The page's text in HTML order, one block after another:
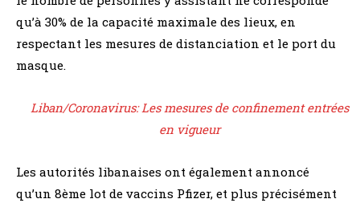
qu’à 30% de la capacité maximale des lieux, en
respectant les mesures de distanciation et le port du
masque.
Liban/Coronavirus: Les mesures de confinement entrées
en vigueur
Les autorités libanaises ont également annoncé
qu’un 8ème lot de vaccins Pfizer, et plus précisément